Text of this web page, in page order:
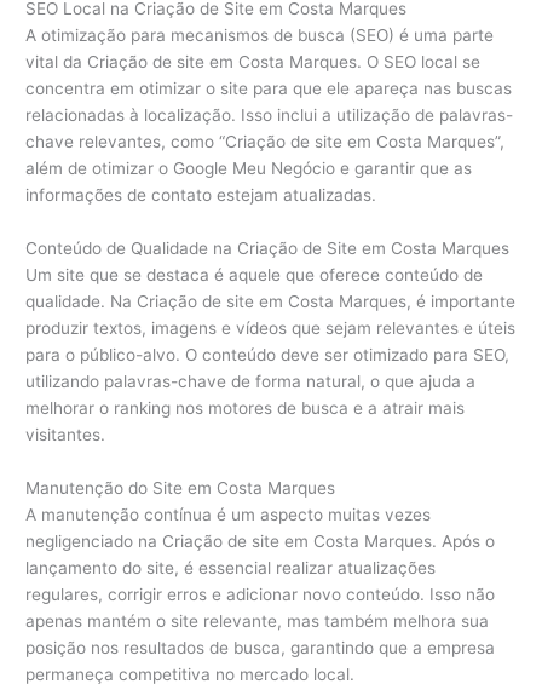
SEO Local na Criação de Site em Costa Marques
A otimização para mecanismos de busca (SEO) é uma parte
vital da Criação de site em Costa Marques. O SEO local se
concentra em otimizar o site para que ele apareça nas buscas
relacionadas à localização. Isso inclui a utilização de palavras-
chave relevantes, como “Criação de site em Costa Marques”,
além de otimizar o Google Meu Negócio e garantir que as
informações de contato estejam atualizadas.
Conteúdo de Qualidade na Criação de Site em Costa Marques
Um site que se destaca é aquele que oferece conteúdo de
qualidade. Na Criação de site em Costa Marques, é importante
produzir textos, imagens e vídeos que sejam relevantes e úteis
para o público-alvo. O conteúdo deve ser otimizado para SEO,
utilizando palavras-chave de forma natural, o que ajuda a
melhorar o ranking nos motores de busca e a atrair mais
visitantes.
Manutenção do Site em Costa Marques
A manutenção contínua é um aspecto muitas vezes
negligenciado na Criação de site em Costa Marques. Após o
lançamento do site, é essencial realizar atualizações
regulares, corrigir erros e adicionar novo conteúdo. Isso não
apenas mantém o site relevante, mas também melhora sua
posição nos resultados de busca, garantindo que a empresa
permaneça competitiva no mercado local.